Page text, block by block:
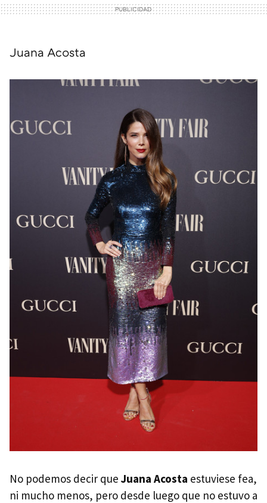
Juana Acosta
No podemos decir que Juana Acosta estuviese fea,
ni mucho menos, pero desde luego que no estuvo a